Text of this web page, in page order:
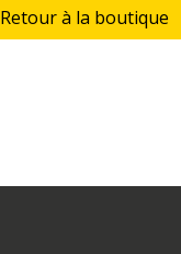
Retour à la boutique